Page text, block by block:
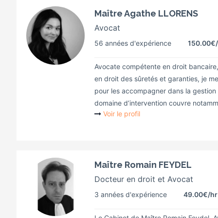
Maître Agathe LLORENS
Avocat
56 années d'expérience 150.00€
Avocate compétente en droit
en droit des sûretés et garanties, je
pour les accompagner dans la
domaine d’intervention couvre
Voir le profil
Maître Romain FEYDEL
Docteur en droit et Avocat
3 années d'expérience 49.00€/hr